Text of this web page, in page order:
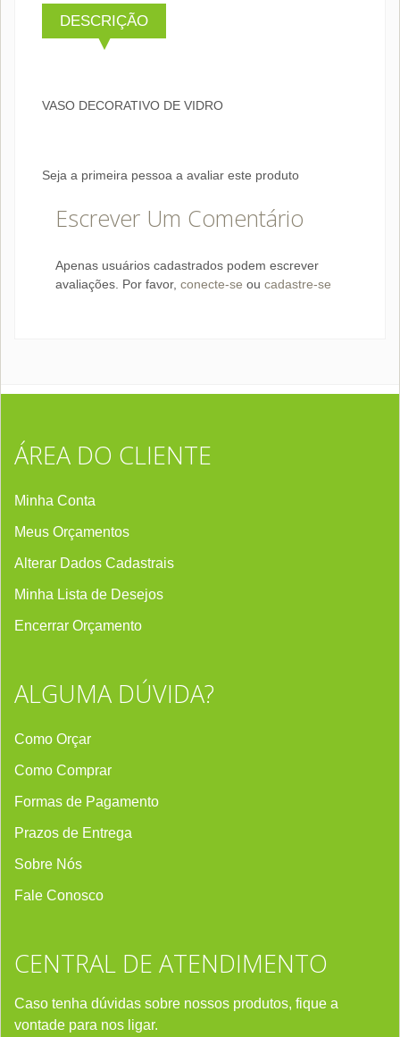
DESCRIÇÃO
VASO DECORATIVO DE VIDRO
Seja a primeira pessoa a avaliar este produto
Escrever Um Comentário
Apenas usuários cadastrados podem escrever
avaliações. Por favor, conecte-se ou cadastre-se
ÁREA DO CLIENTE
Minha Conta
Meus Orçamentos
Alterar Dados Cadastrais
Minha Lista de Desejos
Encerrar Orçamento
ALGUMA DÚVIDA?
Como Orçar
Como Comprar
Formas de Pagamento
Prazos de Entrega
Sobre Nós
Fale Conosco
CENTRAL DE ATENDIMENTO
Caso tenha dúvidas sobre nossos produtos, fique a
vontade para nos ligar.